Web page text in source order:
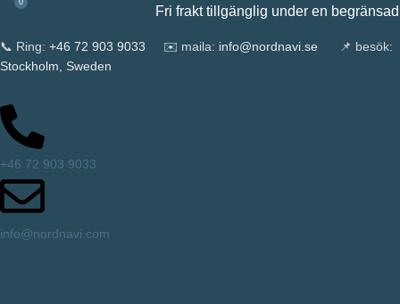
Fri frakt tillgänglig under en begränsad
📞 Ring: +46 72 903 9033 ✉️ maila: info@nordnavi.se 📌 besök:
Stockholm, Sweden
+46 72 903 9033
info@nordnavi.com
0